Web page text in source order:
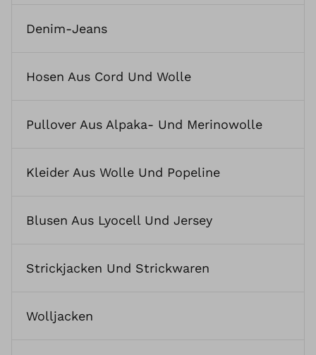
Denim-Jeans
Hosen Aus Cord Und Wolle
Pullover Aus Alpaka- Und Merinowolle
Kleider Aus Wolle Und Popeline
Blusen Aus Lyocell Und Jersey
Strickjacken Und Strickwaren
Wolljacken